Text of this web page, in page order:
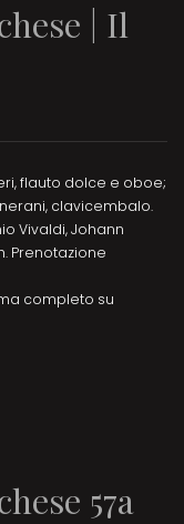
| Il
flauto dolce e oboe;
clavicembalo.
Vivaldi, Johann
Prenotazione
completo su
57a